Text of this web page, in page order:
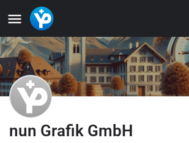
nun Grafik GmbH